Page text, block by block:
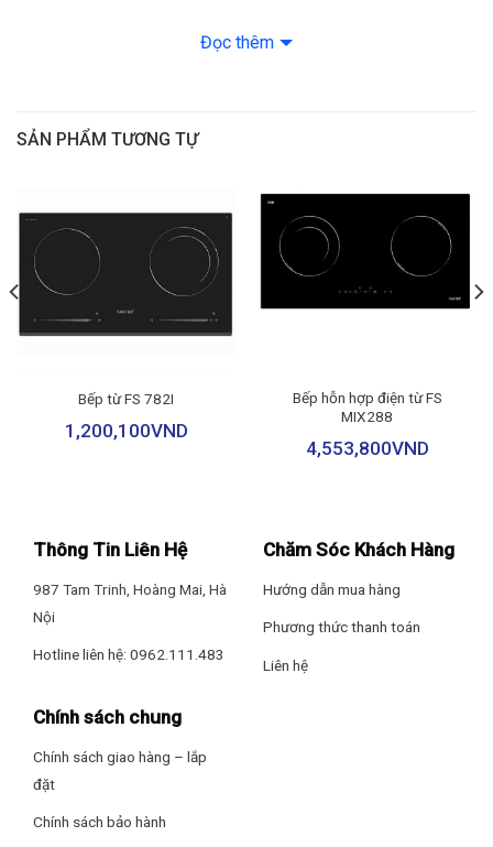
Bảo hành: 3 năm theo chính sách Hãng
Bếp từ được trang bị hai vùng nấu công suất 2.000W mỗi bên,
nướng nhanh chóng và tiết kiệm thời gian đáng kể. Đặc biệt,
mâm nhiệt Bigzone XL cho phép nấu nhiều loại nồi chảo khác
nhau với hiệu suất cao.
Đọc thêm
SẢN PHẨM TƯƠNG TỰ
Bếp từ FS 782I
1,200,100VND
Bếp hỗn hợp điện từ FS
MIX288
4,553,800VND
Thông Tin Liên Hệ
987 Tam Trinh, Hoàng Mai, Hà
Nội
Hotline liên hệ: 0962.111.483
Chăm Sóc Khách Hàng
Hướng dẫn mua hàng
Phương thức thanh toán
Liên hệ
Chính sách chung
Chính sách giao hàng – lắp
đặt
Chính sách bảo hành